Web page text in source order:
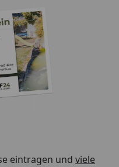
eintragen und viele